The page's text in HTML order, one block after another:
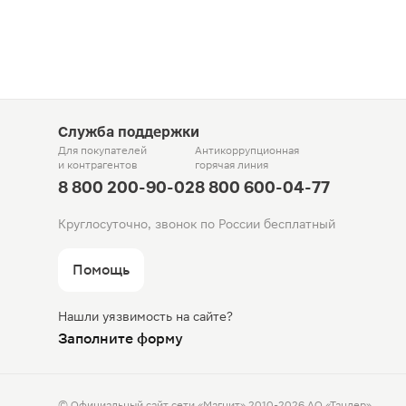
Служба поддержки
Для покупателей
и контрагентов
8 800 200-90-02
Антикоррупционная
горячая линия
8 800 600-04-77
Круглосуточно, звонок по России бесплатный
Помощь
Нашли уязвимость на сайте?
Заполните форму